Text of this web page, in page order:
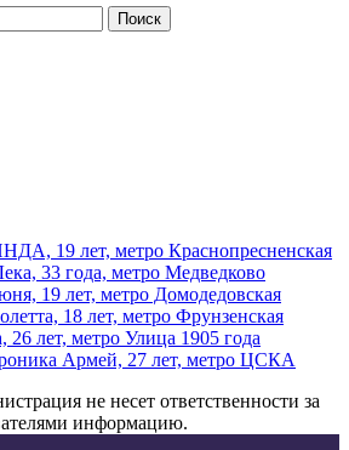
19 лет, метро Краснопресненская
33 года, метро Медведково
19 лет, метро Домодедовская
18 лет, метро Фрунзенская
лет, метро Улица 1905 года
Армей, 27 лет, метро ЦСКА
не несет ответственности за
информацию.